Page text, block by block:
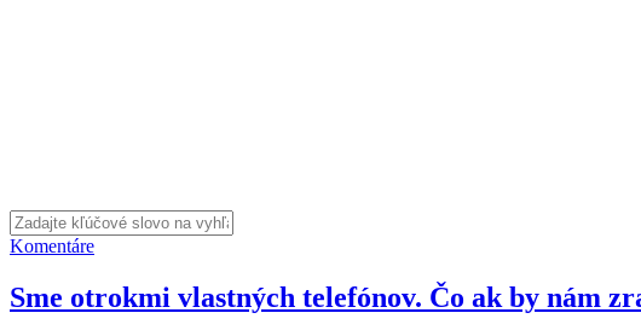
Komentáre
Sme otrokmi vlastných telefónov. Čo ak by nám